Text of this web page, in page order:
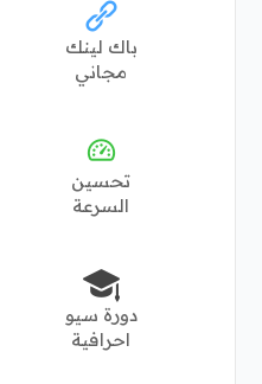
باك لينك
مجاني
تحسين
السرعة
دورة سيو
احرافية